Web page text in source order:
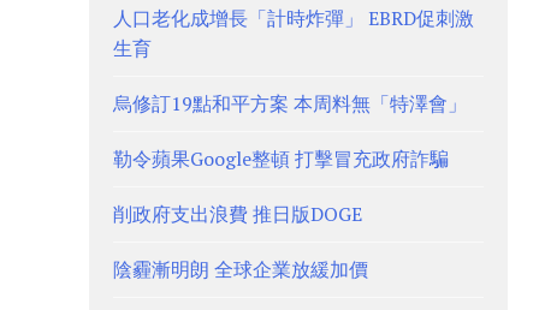
人口老化成增長「計時炸彈」 EBRD促刺激
生育
烏修訂19點和平方案 本周料無「特澤會」
勒令蘋果Google整頓 打擊冒充政府詐騙
削政府支出浪費 推日版DOGE
陰霾漸明朗 全球企業放緩加價